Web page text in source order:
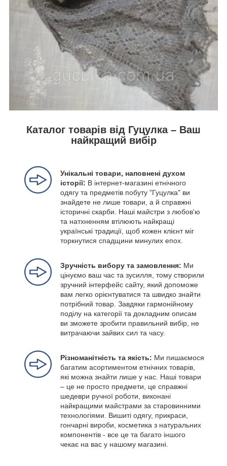
Каталог товарів від Гуцулка – Ваш
найкращий вибір
Унікальні товари, наповнені духом
історії: В інтернет-магазині етнічного
одягу та предметів побуту "Гуцулка" ви
знайдете не лише товари, а й справжні
історичні скарби. Наші майстри з любов'ю
та натхненням втілюють найкращі
українські традиції, щоб кожен клієнт міг
торкнутися спадщини минулих епох.
Зручність вибору та замовлення: Ми
цінуємо ваш час та зусилля, тому створили
зручний інтерфейс сайту, який допоможе
вам легко орієнтуватися та швидко знайти
потрібний товар. Завдяки гармонійному
поділу на категорії та докладним описам
ви зможете зробити правильний вибір, не
витрачаючи зайвих сил та часу.
Різноманітність та якість: Ми пишаємося
багатим асортиментом етнічних товарів,
які можна знайти лише у нас. Наші товари
– це не просто предмети, це справжні
шедеври ручної роботи, виконані
найкращими майстрами за старовинними
технологіями. Вишиті одягу, прикраси,
гончарні вироби, косметика з натуральних
компонентів - все це та багато іншого
чекає на вас у нашому магазині.